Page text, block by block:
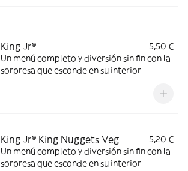
King Jr®
5,50 €
Un menú completo y diversión sin fin con la
sorpresa que esconde en su interior
King Jr® King Nuggets Veg
5,20 €
Un menú completo y diversión sin fin con la
sorpresa que esconde en su interior